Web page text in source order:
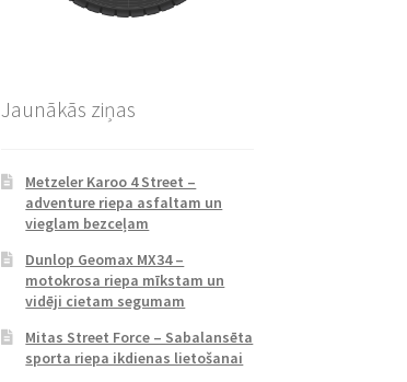
Jaunākās ziņas
Metzeler Karoo 4 Street –
adventure riepa asfaltam un
vieglam bezceļam
Dunlop Geomax MX34 –
motokrosa riepa mīkstam un
vidēji cietam segumam
Mitas Street Force – Sabalansēta
sporta riepa ikdienas lietošanai